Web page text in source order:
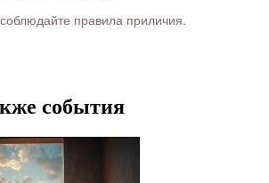
правила приличия.
события